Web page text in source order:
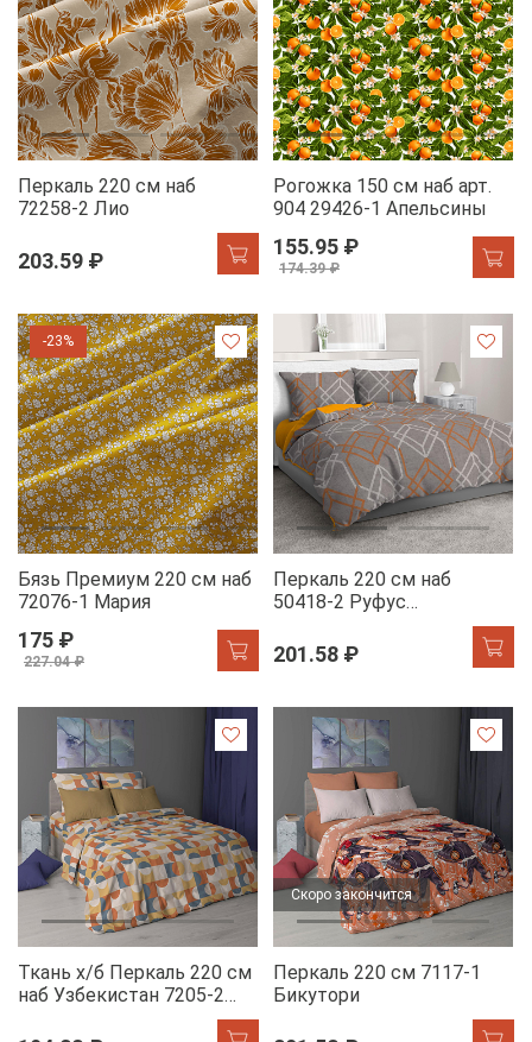
Перкаль 220 см наб
72258-2 Лио
203.59 ₽
Рогожка 150 см наб арт.
904 29426-1 Апельсины
155.95 ₽
174.39 ₽
-23%
Бязь Премиум 220 см наб
72076-1 Мария
175 ₽
227.04 ₽
Перкаль 220 см наб
50418-2 Руфус
201.58 ₽
Ткань х/б Перкаль 220 см
наб Узбекистан 7205-2
Скоро закончится
Перкаль 220 см 7117-1
Бикутори